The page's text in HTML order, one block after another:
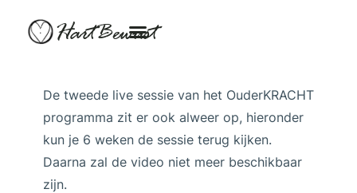
HartBewust
De tweede live sessie van het OuderKRACHT
programma zit er ook alweer op, hieronder
kun je 6 weken de sessie terug kijken.
Daarna zal de video niet meer beschikbaar
zijn.